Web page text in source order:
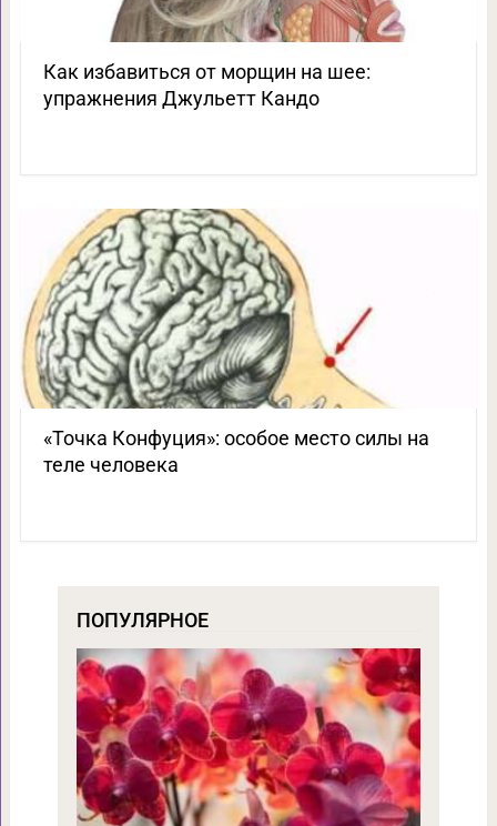
Как избавиться от морщин на шее:
упражнения Джульетт Кандо
«Точка Конфуция»: особое место силы на
теле человека
ПОПУЛЯРНОЕ